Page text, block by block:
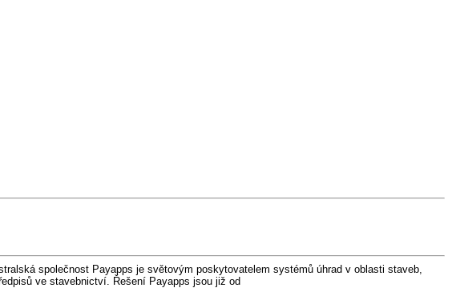
společnost Payapps je světovým poskytovatelem systémů úhrad v oblasti staveb,
ve stavebnictví. Řešení Payapps jsou již od